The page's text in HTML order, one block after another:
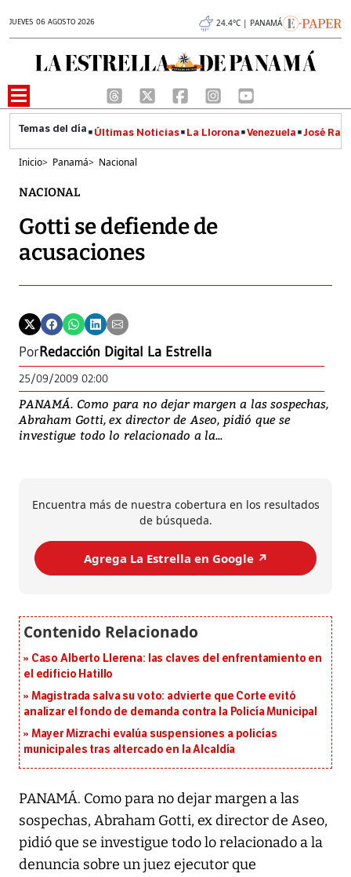
JUEVES 06 AGOSTO 2026 24.4°C | PANAMÁ
Últimas Noticias La Llorona Venezuela José
Inicio> Panamá> Nacional
NACIONAL
Gotti se defiende de
acusaciones
PorRedacción Digital La Estrella
25/09/2009 02:00
PANAMÁ. Como para no dejar margen a las sospechas,
Abraham Gotti, ex director de Aseo, pidió que se
investigue todo lo relacionado a la...
Encuentra más de nuestra cobertura en los resultados
de búsqueda.
Agrega La Estrella en Google ↗️
Caso Alberto Llerena: las claves del enfrentamiento en
el edificio Hatillo
Magistrada salva su voto: advierte que Corte evitó
analizar el fondo de demanda contra la Policía Municipal
Mayer Mizrachi evalúa suspensiones a policías
municipales tras altercado en la Alcaldía
PANAMÁ. Como para no dejar margen a las
sospechas, Abraham Gotti, ex director de Aseo,
pidió que se investigue todo lo relacionado a la
denuncia sobre un juez ejecutor que